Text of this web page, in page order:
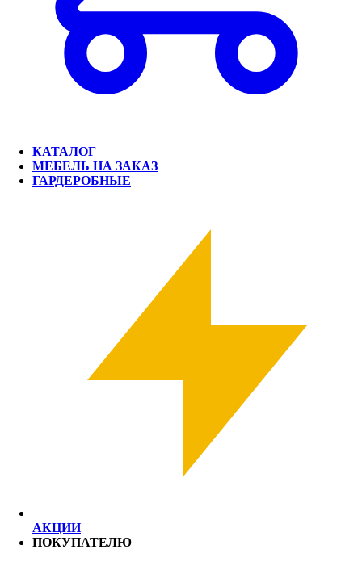
КАТАЛОГ
МЕБЕЛЬ НА ЗАКАЗ
ГАРДЕРОБНЫЕ
АКЦИИ
ПОКУПАТЕЛЮ